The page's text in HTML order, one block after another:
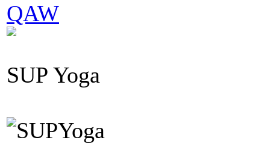
QAW
SUP Yoga